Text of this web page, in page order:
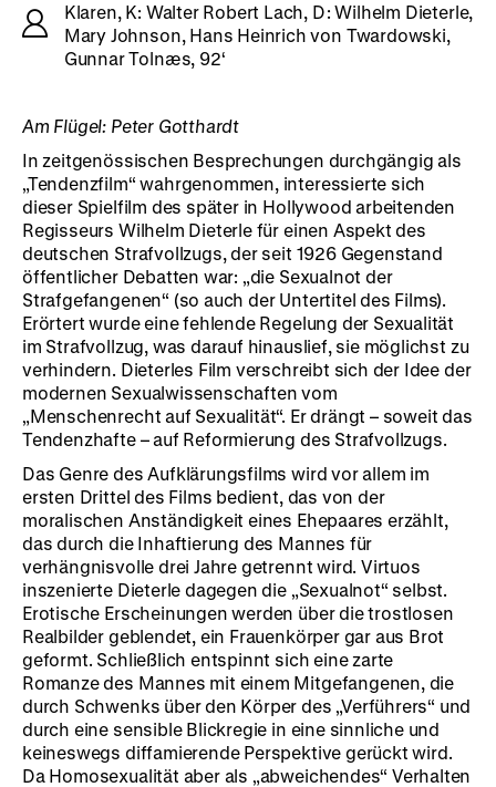
Klaren, K: Walter Robert Lach, D: Wilhelm Dieterle,
Mary Johnson, Hans Heinrich von Twardowski,
Gunnar Tolnæs, 92‘
Am Flügel: Peter Gotthardt
In zeitgenössischen Besprechungen durchgängig als
„Tendenzfilm“ wahrgenommen, interessierte sich
dieser Spielfilm des später in Hollywood arbeitenden
Regisseurs Wilhelm Dieterle für einen Aspekt des
deutschen Strafvollzugs, der seit 1926 Gegenstand
öffentlicher Debatten war: „die Sexualnot der
Strafgefangenen“ (so auch der Untertitel des Films).
Erörtert wurde eine fehlende Regelung der Sexualität
im Strafvollzug, was darauf hinauslief, sie möglichst zu
verhindern. Dieterles Film verschreibt sich der Idee der
modernen Sexualwissenschaften vom
„Menschenrecht auf Sexualität“. Er drängt – soweit das
Tendenzhafte – auf Reformierung des Strafvollzugs.
Das Genre des Aufklärungsfilms wird vor allem im
ersten Drittel des Films bedient, das von der
moralischen Anständigkeit eines Ehepaares erzählt,
das durch die Inhaftierung des Mannes für
verhängnisvolle drei Jahre getrennt wird. Virtuos
inszenierte Dieterle dagegen die „Sexualnot“ selbst.
Erotische Erscheinungen werden über die trostlosen
Realbilder geblendet, ein Frauenkörper gar aus Brot
geformt. Schließlich entspinnt sich eine zarte
Romanze des Mannes mit einem Mitgefangenen, die
durch Schwenks über den Körper des „Verführers“ und
durch eine sensible Blickregie in eine sinnliche und
keineswegs diffamierende Perspektive gerückt wird.
Da Homosexualität aber als „abweichendes“ Verhalten